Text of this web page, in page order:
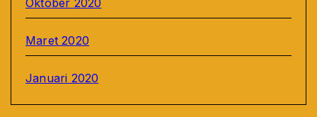
Oktober 2020
Maret 2020
Januari 2020